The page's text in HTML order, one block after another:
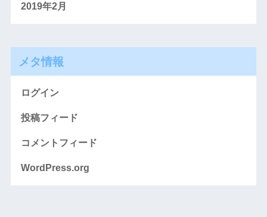
2019年2月
メタ情報
ログイン
投稿フィード
コメントフィード
WordPress.org